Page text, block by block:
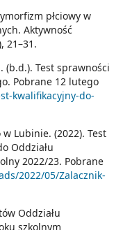
płciowy w
Aktywność
21–31.
(b.d.). Test sprawności
Pobrane 12 lutego
kwalifikacyjny-do-
w Lubinie. (2022). Test
Oddziału
2022/23. Pobrane
2022/05/Zalacznik-
Oddziału
szkolnym